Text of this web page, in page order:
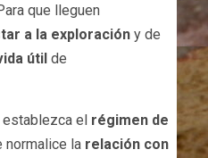
que lleguen
a la exploración y de
útil de
establezca el régimen de
normalice la relación con